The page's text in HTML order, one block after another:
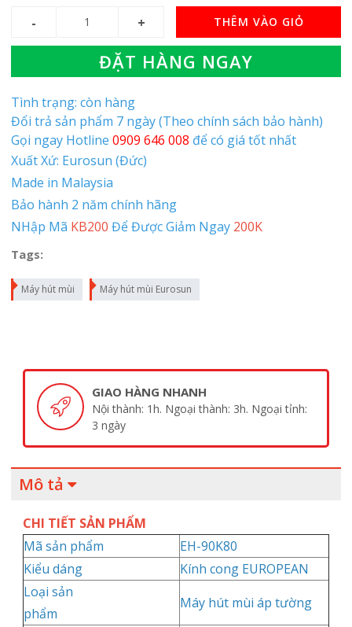
THÊM VÀO GIỎ
ĐẶT HÀNG NGAY
Tình trạng: còn hàng
Đổi trả sản phẩm 7 ngày (Theo chính sách bảo hành)
Gọi ngay Hotline 0909 646 008 để có giá tốt nhất
Xuất Xứ: Eurosun (Đức)
Made in Malaysia
Bảo hành 2 năm chính hãng
NHập Mã KB200 Để Được Giảm Ngay 200K
Tags:
Máy hút mùi Máy hút mùi Eurosun
GIAO HÀNG NHANH
Nội thành: 1h. Ngoại thành: 3h. Ngoại tỉnh:
3 ngày
Mô tả
CHI TIẾT SẢN PHẨM
Mã sản phẩm
EH-90K80
Kiểu dáng
Kính cong EUROPEAN
Loại sản
phẩm
Máy hút mùi áp tường